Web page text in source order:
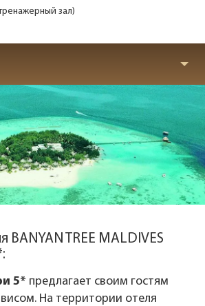
зал)
BANYAN TREE MALDIVES
5* предлагает своим гостям
На территории отеля